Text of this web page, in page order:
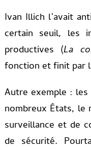
Ivan Illich l’avait
certain seuil, les
productives (La
fonction et finit par
Autre exemple :
nombreux États, le
surveillance et de
de sécurité.